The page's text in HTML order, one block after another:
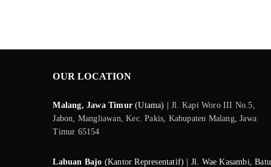
OUR LOCATION
Malang, Jawa Timur(Utama) | Jl. Kapi Woro III No.5,
Jabon, Mangliawan, Kec. Pakis, Kabupaten Malang, Jawa
Timur 65154
Labuan Bajo (Kantor Representatif) | Jl. Wae Kasambi, Batu